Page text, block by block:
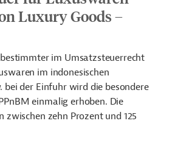
Luxury Goods –
im Umsatzsteuerrecht
im indonesischen
bei der Einfuhr wird die besondere
einmalig erhoben. Die
zwischen zehn Prozent und 125